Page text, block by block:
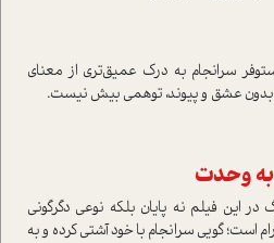
سرانجام به درک عمیق‌تری از معنای
بدون عشق و پیوند، توهمی بیش نیست.
وحدت
این فیلم نه پایان بلکه نوعی دگرگونی
است؛ گویی سرانجام با خود آشتی کرده و به